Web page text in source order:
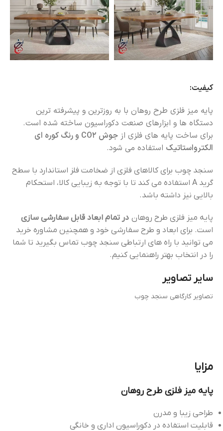
کیفیت:
پایه میز فلزی طرح روهان با به روزترین و پیشرفته ترین
دستگاه ها و ابزارهای صنعت دکوراسیون ساخته شده است.
برای ساخت پایه های فلزی از
جوش CO2 و رنگ کوره ای
الکترواستاتیک استفاده می شود.
سنجد چوب برای کالاهای فلزی از ضخامت فلز استاندارد با سطح
گرید A استفاده می کند تا با توجه به زیبایی کالا، استحکام
بالایی نیز داشته باشد.
پایه میز فلزی طرح روهان در تمام ابعاد قابل سفارشی سازی
است. برای ابعاد و طرح سفارشی خود و همچنین مشاوره خرید
می توانید با راه های ارتباطی سنجد چوب تماس بگیرید تا شما
را در انتخاب بهتر راهنمایی کنیم.
سایر تصاویر
تصاویر کارگاهی سنجد چوب
مزایا
پایه میز فلزی طرح روهان
طراحی زیبا و مدرن
قابلیت استفاده در دکوراسیون اداری و خانگی